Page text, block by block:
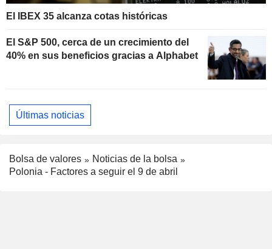
El IBEX 35 alcanza cotas históricas
El S&P 500, cerca de un crecimiento del
40% en sus beneficios gracias a Alphabet
Últimas noticias
Bolsa de valores
Noticias de la bolsa
Polonia - Factores a seguir el 9 de abril